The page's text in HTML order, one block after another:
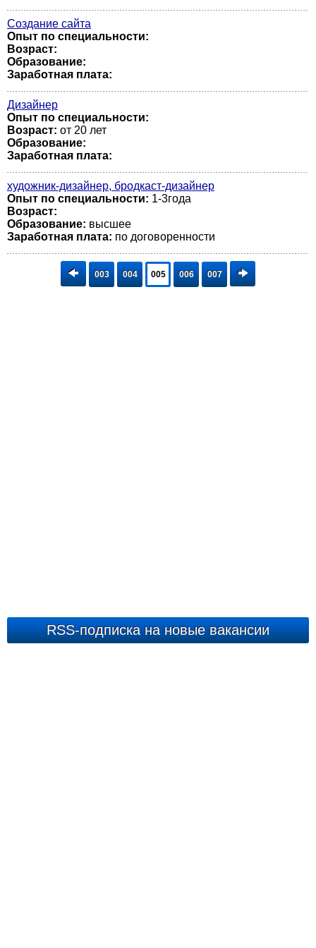
Создание сайта
Опыт по специальности:
Возраст:
Образование:
Заработная плата:
Дизайнер
Опыт по специальности:
Возраст: от 20 лет
Образование:
Заработная плата:
художник-дизайнер, бродкаст-дизайнер
Опыт по специальности: 1-3года
Возраст:
Образование: высшее
Заработная плата: по договоренности
003 004 005 006 007
RSS-подписка на новые вакансии